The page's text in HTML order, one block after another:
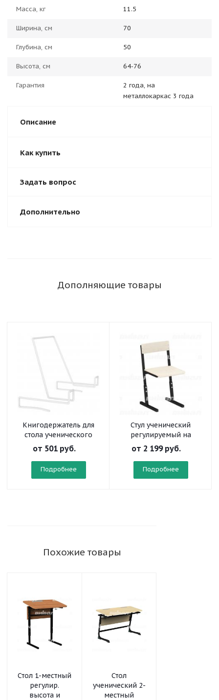
Масса, кг 11.5
Ширина, см 70
Глубина, см 50
Высота, см 64-76
Гарантия
2 года, на
металлокаркас 3 года
Описание
Как купить
Задать вопрос
Дополнительно
Дополняющие товары
Книгодержатель для
стола ученического
от 501 руб.
Подробнее
Стул ученический
регулируемый на
прямоугольной трубе
от 2 199 руб.
Подробнее
Похожие товары
Стол 1-местный
регулир.
высота и
Стол
ученический 2-
местный